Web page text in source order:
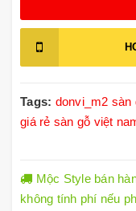
Tags: donvi_m2 sàn
giá rẻ sàn gỗ việt
Mộc Style bán
không tính phí nếu